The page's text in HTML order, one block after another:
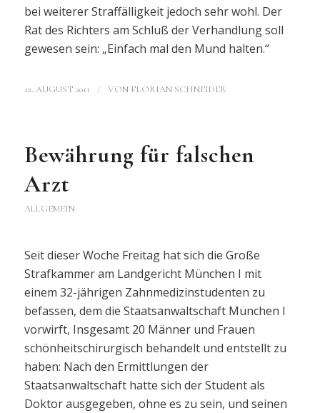
bei weiterer Straffälligkeit jedoch sehr wohl. Der
Rat des Richters am Schluß der Verhandlung soll
gewesen sein: „Einfach mal den Mund halten.“
12. AUGUST 2011 / VON FLORIAN SCHNEIDER
Bewährung für falschen
Arzt
ALLGEMEIN
Seit dieser Woche Freitag hat sich die Große
Strafkammer am Landgericht München I mit
einem 32-jährigen Zahnmedizinstudenten zu
befassen, dem die Staatsanwaltschaft München I
vorwirft, Insgesamt 20 Männer und Frauen
schönheitschirurgisch behandelt und entstellt zu
haben: Nach den Ermittlungen der
Staatsanwaltschaft hatte sich der Student als
Doktor ausgegeben, ohne es zu sein, und seinen